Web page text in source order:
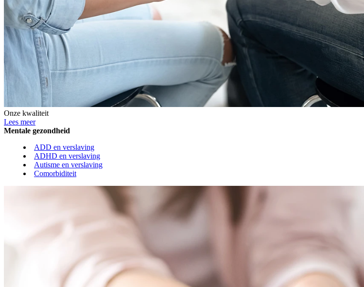
Onze kwaliteit
Lees meer
Mentale gezondheid
ADD en verslaving
ADHD en verslaving
Autisme en verslaving
Comorbiditeit